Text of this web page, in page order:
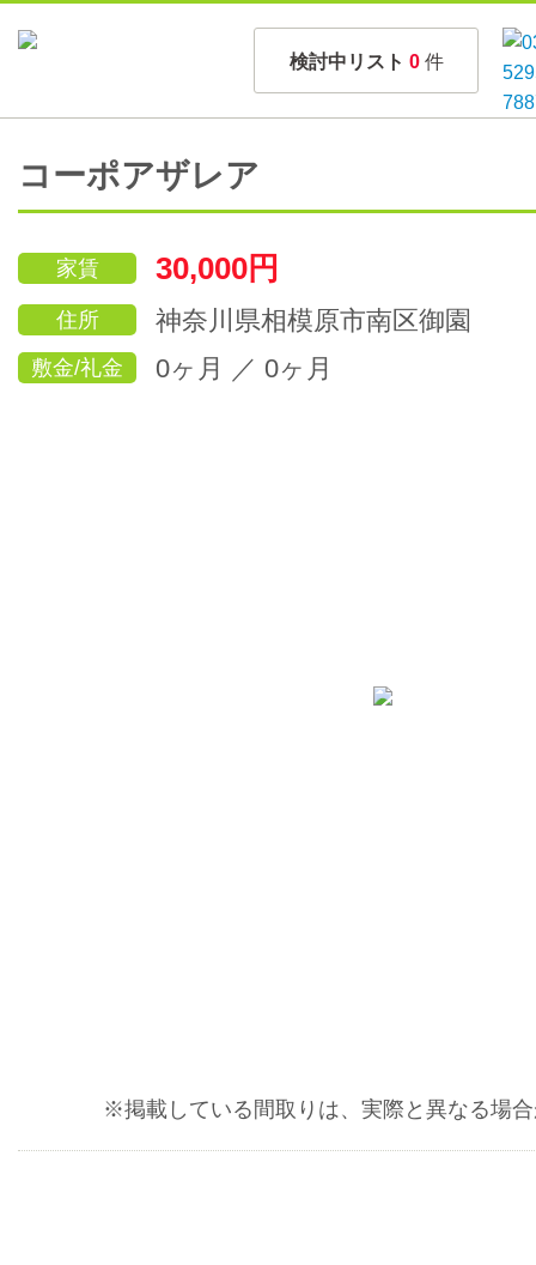
検討中リスト 0 件
コーポアザレア
家賃 30,000円
住所 神奈川県相模原市南区御園
敷金/礼金 0ヶ月 ／ 0ヶ月
※掲載している間取りは、実際と異なる場